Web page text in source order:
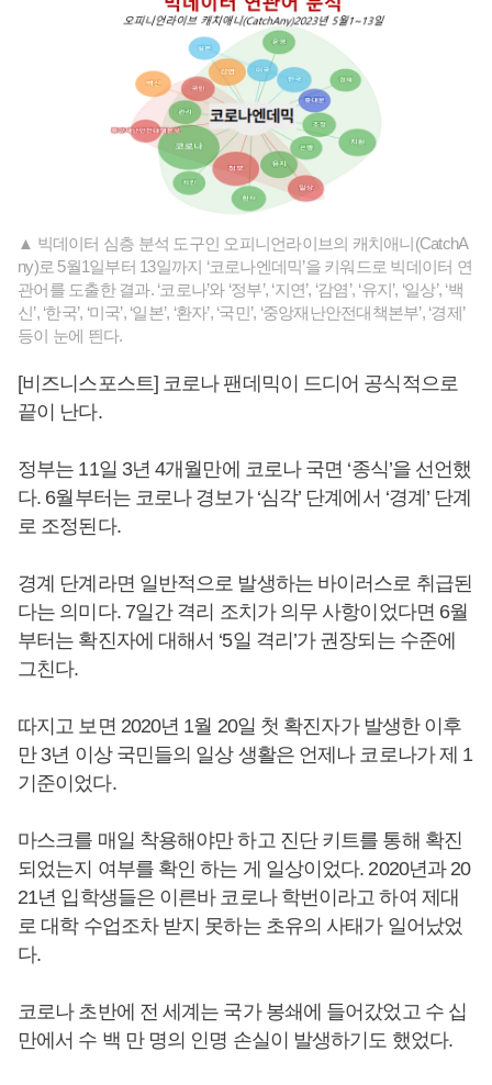
▲ 빅데이터 심층 분석 도구인 오피니언라이브의 캐치애니(CatchA
ny)로 5월1일부터 13일까지 ‘코로나엔데믹’을 키워드로 빅데이터 연
관어를 도출한 결과. ‘코로나’와 ‘정부’, ‘지연’, ‘감염’, ‘유지’, ‘일상’, ‘백
신’, ‘한국’, ‘미국’, ‘일본’, ‘환자’, ‘국민’, ‘중앙재난안전대책본부’, ‘경제’
등이 눈에 띈다.
[비즈니스포스트] 코로나 팬데믹이 드디어 공식적으로
끝이 난다.
정부는 11일 3년 4개월만에 코로나 국면 ‘종식’을 선언했
다. 6월부터는 코로나 경보가 ‘심각’ 단계에서 ‘경계’ 단계
로 조정된다.
경계 단계라면 일반적으로 발생하는 바이러스로 취급된
다는 의미다. 7일간 격리 조치가 의무 사항이었다면 6월
부터는 확진자에 대해서 ‘5일 격리’가 권장되는 수준에
그친다.
따지고 보면 2020년 1월 20일 첫 확진자가 발생한 이후
만 3년 이상 국민들의 일상 생활은 언제나 코로나가 제 1
기준이었다.
마스크를 매일 착용해야만 하고 진단 키트를 통해 확진
되었는지 여부를 확인 하는 게 일상이었다. 2020년과 20
21년 입학생들은 이른바 코로나 학번이라고 하여 제대
로 대학 수업조차 받지 못하는 초유의 사태가 일어났었
다.
코로나 초반에 전 세계는 국가 봉쇄에 들어갔었고 수 십
만에서 수 백 만 명의 인명 손실이 발생하기도 했었다.